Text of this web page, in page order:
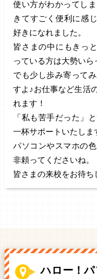
使い方がわかってし
きてすごく便利に感
好きになれました。
皆さまの中にもきっ
っている方は大勢いら
でも少し歩み寄って
すよ♪お仕事など生活
れます！
「私も苦手だった」
一杯サポートいたし
パソコンやスマホの
非頼ってくださいね。
皆さまの来校をお待ち
ハロー！